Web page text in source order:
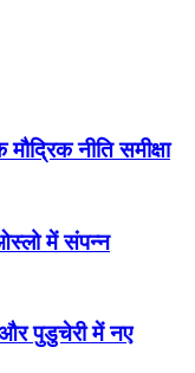
मौद्रिक नीति समीक्षा
में संपन्न
पुडुचेरी में नए